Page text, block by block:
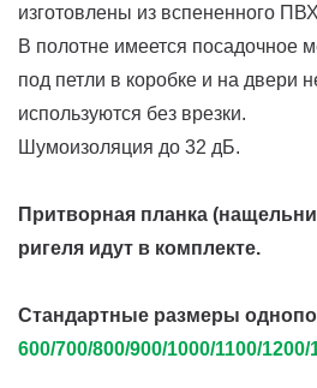
изготовлены из вспененного
В полотне имеется посадочное
под петли в коробке и на двери
используются без врезки.
Шумоизоляция до 32 дБ.
Притворная планка
ригеля идут в комплекте.
Стандартные размеры
600/700/800/900/1000/1100/